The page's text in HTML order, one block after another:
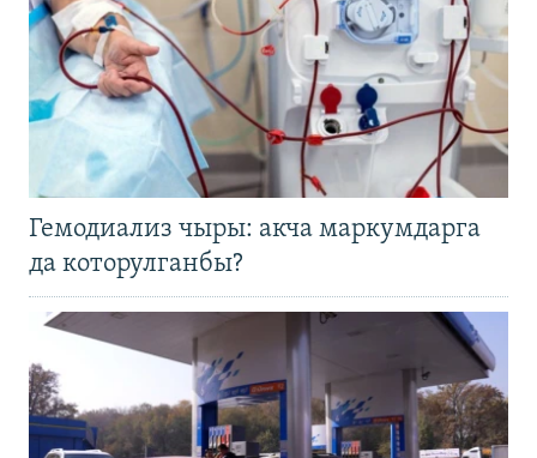
Гемодиализ чыры: акча маркумдарга
да которулганбы?